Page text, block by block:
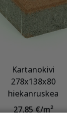
Kartanokivi
278x138x80
hiekanruskea
27,85 €/m²